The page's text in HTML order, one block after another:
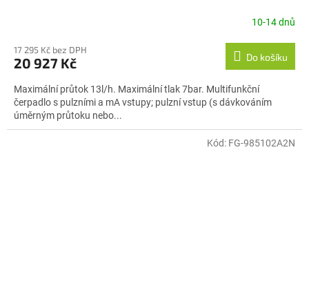
10-14 dnů
17 295 Kč bez DPH
20 927 Kč Do košíku
Maximální průtok 13l/h. Maximální tlak 7bar. Multifunkční
čerpadlo s pulzními a mA vstupy; pulzní vstup (s dávkováním
úměrným průtoku nebo...
Kód: FG-985102A2N